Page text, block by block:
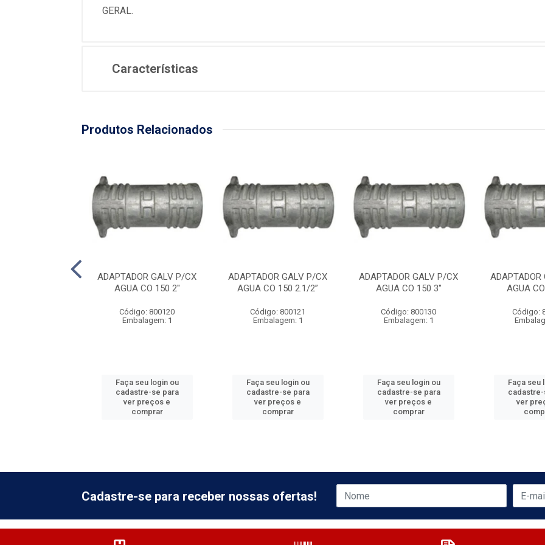
GERAL.
Características
Produtos Relacionados
ADAPTADOR GALV P/CX
AGUA CO 150 2''
Código: 800120
Embalagem: 1
Faça seu login ou
cadastre-se para
ver preços e
comprar
ADAPTADOR GALV P/CX
AGUA CO 150 2.1/2”
Código: 800121
Embalagem: 1
Faça seu login ou
cadastre-se para
ver preços e
comprar
ADAPTADOR GALV P/CX
AGUA CO 150 3''
Código: 800130
Embalagem: 1
Faça seu login ou
cadastre-se para
ver preços e
comprar
AGUA
Código:
Faça seu
ver
Cadastre-se para receber nossas ofertas!